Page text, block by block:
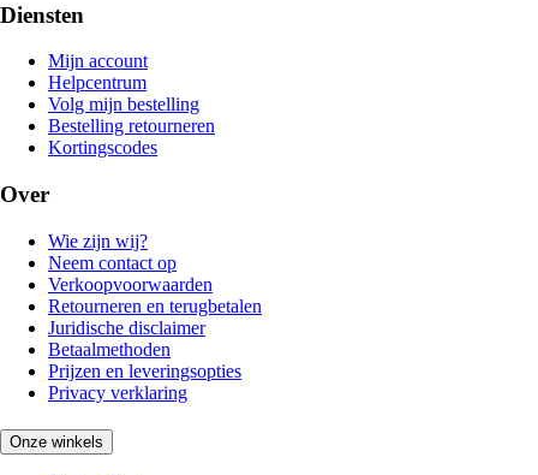
Diensten
Mijn account
Helpcentrum
Volg mijn bestelling
Bestelling retourneren
Kortingscodes
Over
Wie zijn wij?
Neem contact op
Verkoopvoorwaarden
Retourneren en terugbetalen
Juridische disclaimer
Betaalmethoden
Prijzen en leveringsopties
Privacy verklaring
Onze winkels